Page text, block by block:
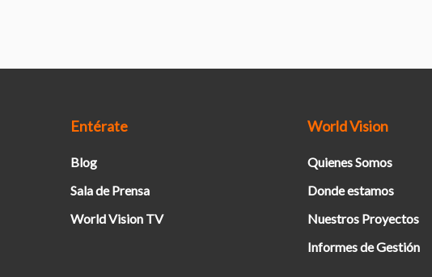
Entérate
Blog
Sala de Prensa
World Vision TV
World Vision
Quienes Somos
Donde estamos
Nuestros Proyectos
Informes de Gestión